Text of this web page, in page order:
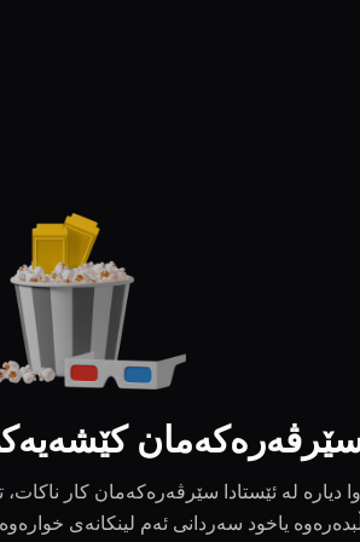
وا دیارە لە ئێستادا سێرڤەرەکەمان کار
یاخود سەردانی ئەم لینکانەی